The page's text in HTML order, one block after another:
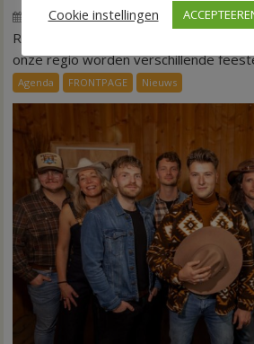
24 juli 2026 Gert-Jan van Veldhuizen
REGIO – De zomer staat weer bol van
onze regio worden verschillende
Agenda FRONTPAGE Nieuws
Cookie instellingen